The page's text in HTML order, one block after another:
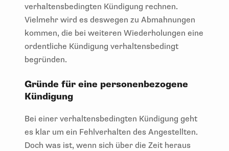
verhaltensbedingten Kündigung rechnen.
Vielmehr wird es deswegen zu Abmahnungen
kommen, die bei weiteren Wiederholungen eine
ordentliche Kündigung verhaltensbedingt
begründen.
Gründe für eine personenbezogene
Kündigung
Bei einer verhaltensbedingten Kündigung geht
es klar um ein Fehlverhalten des Angestellten.
Doch was ist, wenn sich über die Zeit heraus